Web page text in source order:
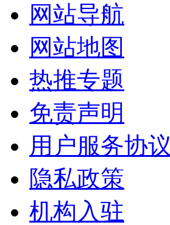
网站导航
网站地图
热推专题
免责声明
用户服务协议
隐私政策
机构入驻